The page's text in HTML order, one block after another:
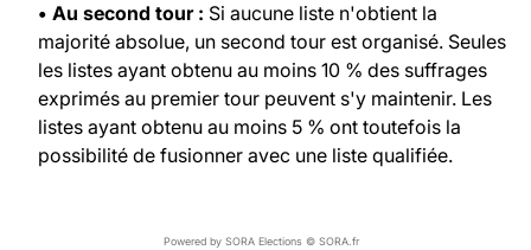
• Au second tour : Si aucune liste n'obtient la
majorité absolue, un second tour est organisé. Seules
les listes ayant obtenu au moins 10 % des suffrages
exprimés au premier tour peuvent s'y maintenir. Les
listes ayant obtenu au moins 5 % ont toutefois la
possibilité de fusionner avec une liste qualifiée.
Powered by SORA Elections © SORA.fr